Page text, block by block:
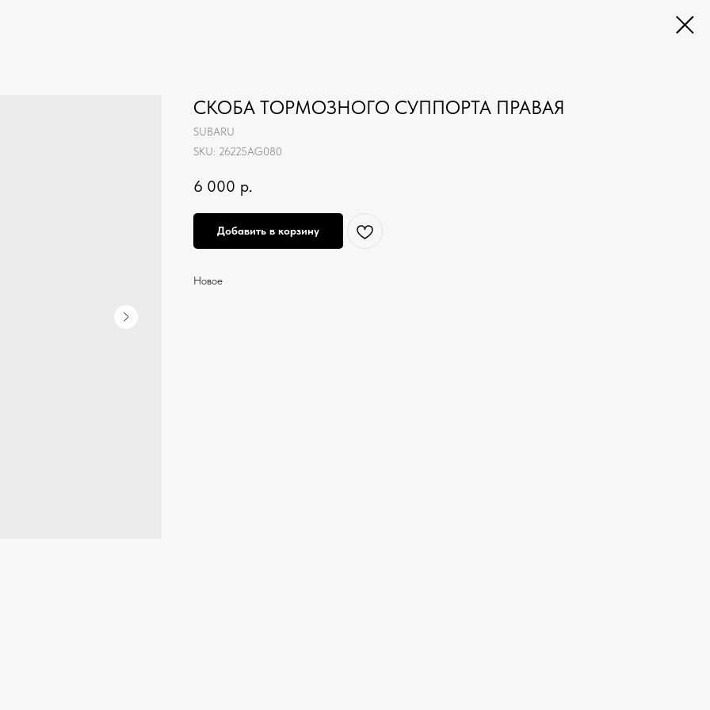
СКОБА ТОРМОЗНОГО СУППОРТА ПРАВАЯ
SUBARU
SKU: 26225AG080
6 000 р.
Добавить в корзину
Новое